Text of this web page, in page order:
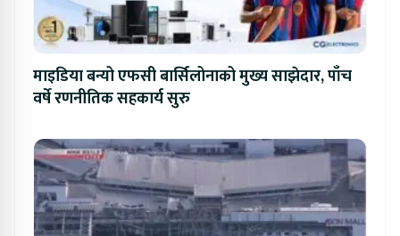
माइडिया बन्यो एफसी बार्सिलोनाको मुख्य साझेदार, पाँच
वर्षे रणनीतिक सहकार्य सुरु